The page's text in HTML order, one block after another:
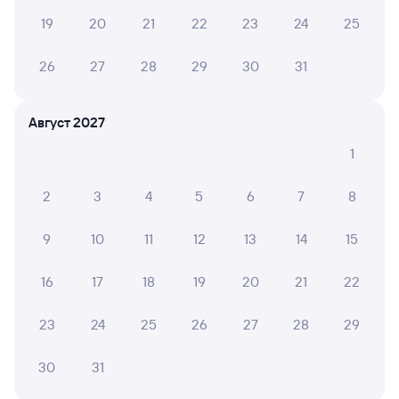
Купить билеты на поезд в Приисковый
19 20 21 22 23 24 25
26 27 28 29 30 31
Август 2027
1
2 3 4 5 6 7 8
9 10 11 12 13 14 15
16 17 18 19 20 21 22
23 24 25 26 27 28 29
30 31